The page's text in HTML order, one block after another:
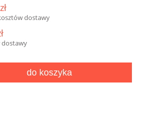
dostawy
dostawy
do koszyka